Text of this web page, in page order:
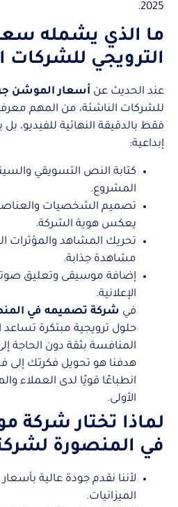
2025.
ما الذي يشمله سعر
الترويجي للشركات
عند الحديث عن أسعار الموشن
للشركات الناشئة، من المهم
فقط بالدقيقة النهائية للفيديو،
إبداعية:
كتابة النص التسويقي
المشروع.
تصميم الشخصيات
يعكس هوية الشركة.
تحريك المشاهد والمؤثرات
مشاهدة جذابة.
إضافة موسيقى وتعليق صوتي
الإعلانية.
في شركة تصميمه في
حلول ترويجية مبتكرة
المنافسة بثقة دون الحاجة
هدفنا هو تحويل فكرتك إلى
انطباعًا قويًا لدى العملاء
الأولى.
لماذا تختار شركة
في المنصورة
لأننا نقدم جودة عالية
الميزانيات.